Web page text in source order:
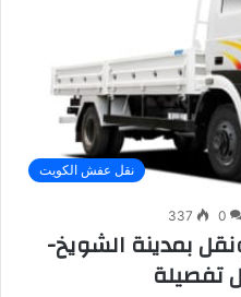
نقل عفش الكويت
0
337
بمدينة الشويخ-
تفصيلة